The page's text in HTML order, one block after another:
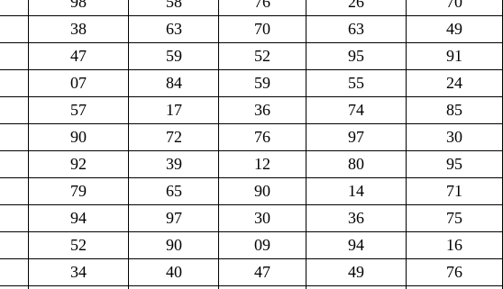
38 63 70 63
49
47 59 52 95
91
07 84 59 55
24
57 17 36 74
85
90 72 76 97
30
92 39 12 80
95
79 65 90 14
71
94 97 30 36
75
52 90 09 94
16
34 40 47 49
76